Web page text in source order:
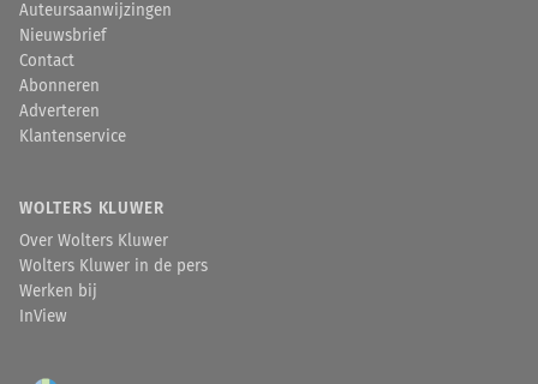
Auteursaanwijzingen
Nieuwsbrief
Contact
Abonneren
Adverteren
Klantenservice
WOLTERS KLUWER
Over Wolters Kluwer
Wolters Kluwer in de pers
Werken bij
InView